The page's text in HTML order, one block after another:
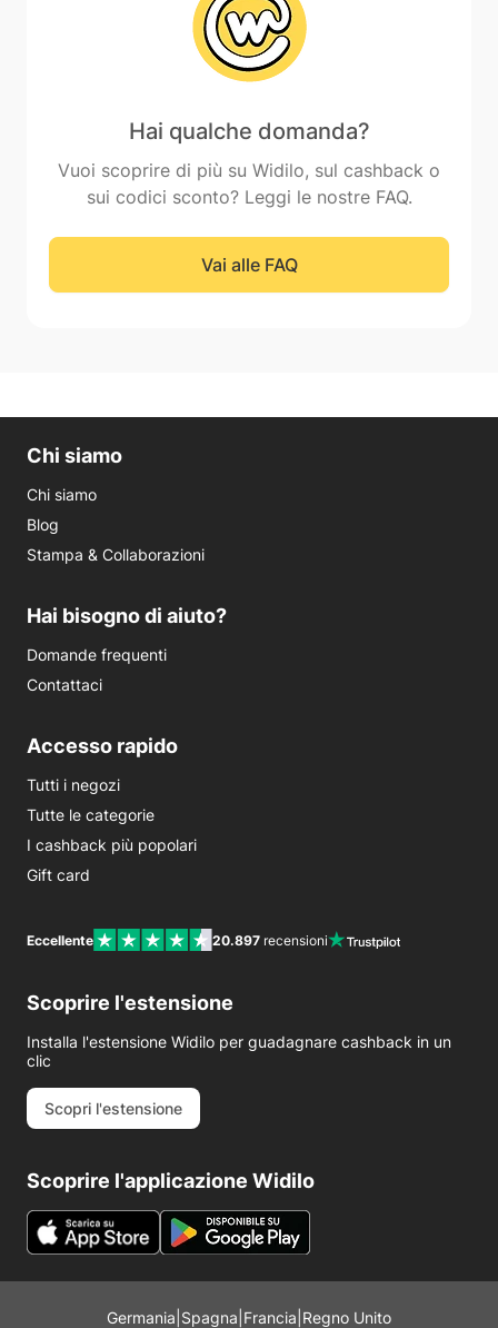
Hai qualche domanda?
Vuoi scoprire di più su Widilo, sul cashback o
sui codici sconto? Leggi le nostre FAQ.
Vai alle FAQ
Chi siamo
Chi siamo
Blog
Stampa & Collaborazioni
Hai bisogno di aiuto?
Domande frequenti
Contattaci
Accesso rapido
Tutti i negozi
Tutte le categorie
I cashback più popolari
Gift card
Eccellente 20.897 recensioni
Scoprire l'estensione
Installa l'estensione Widilo per guadagnare cashback in un
clic
Scopri l'estensione
Scoprire l'applicazione Widilo
Germania Spagna Francia Regno Unito